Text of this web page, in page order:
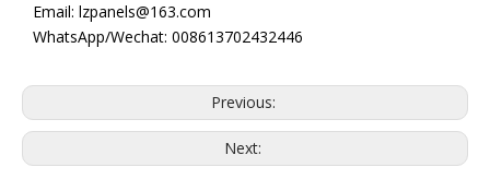
Email: lzpanels@163.com
WhatsApp/Wechat: 008613702432446
Previous:
Next: